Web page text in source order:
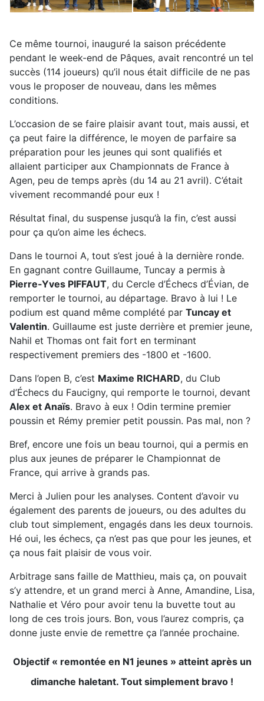
Ce même tournoi, inauguré la saison précédente
pendant le week-end de Pâques, avait rencontré un tel
succès (114 joueurs) qu’il nous était difficile de ne pas
vous le proposer de nouveau, dans les mêmes
conditions.
L’occasion de se faire plaisir avant tout, mais aussi, et
ça peut faire la différence, le moyen de parfaire sa
préparation pour les jeunes qui sont qualifiés et
allaient participer aux Championnats de France à
Agen, peu de temps après (du 14 au 21 avril). C’était
vivement recommandé pour eux !
Résultat final, du suspense jusqu’à la fin, c’est aussi
pour ça qu’on aime les échecs.
Dans le tournoi A, tout s’est joué à la dernière ronde.
En gagnant contre Guillaume, Tuncay a permis à
Pierre-Yves PIFFAUT, du Cercle d’Échecs d’Évian, de
remporter le tournoi, au départage. Bravo à lui ! Le
podium est quand même complété par Tuncay et
Valentin. Guillaume est juste derrière et premier jeune,
Nahil et Thomas ont fait fort en terminant
respectivement premiers des -1800 et -1600.
Dans l’open B, c’est Maxime RICHARD, du Club
d’Échecs du Faucigny, qui remporte le tournoi, devant
Alex et Anaïs. Bravo à eux ! Odin termine premier
poussin et Rémy premier petit poussin. Pas mal, non ?
Bref, encore une fois un beau tournoi, qui a permis en
plus aux jeunes de préparer le Championnat de
France, qui arrive à grands pas.
Merci à Julien pour les analyses. Content d’avoir vu
également des parents de joueurs, ou des adultes du
club tout simplement, engagés dans les deux tournois.
Hé oui, les échecs, ça n’est pas que pour les jeunes, et
ça nous fait plaisir de vous voir.
Arbitrage sans faille de Matthieu, mais ça, on pouvait
s’y attendre, et un grand merci à Anne, Amandine, Lisa,
Nathalie et Véro pour avoir tenu la buvette tout au
long de ces trois jours. Bon, vous l’aurez compris, ça
donne juste envie de remettre ça l’année prochaine.
Objectif « remontée en N1 jeunes » atteint après un
dimanche haletant. Tout simplement bravo !